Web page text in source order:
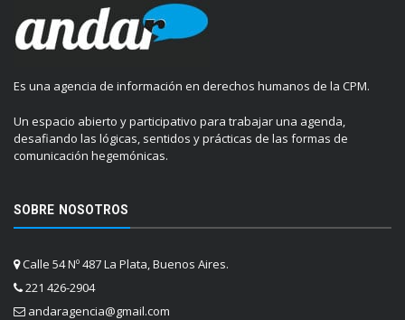
Es una agencia de información en derechos humanos de la CPM.
Un espacio abierto y participativo para trabajar una agenda,
desafiando las lógicas, sentidos y prácticas de las formas de
comunicación hegemónicas.
SOBRE NOSOTROS
Calle 54 Nº 487 La Plata, Buenos Aires.
221 426-2904
andaragencia@gmail.com